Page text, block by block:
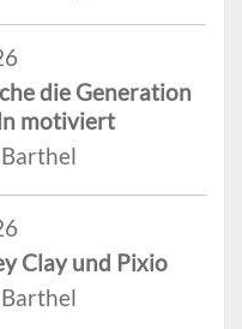
die Generation
motiviert
Clay und Pixio